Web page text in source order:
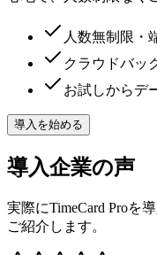
人数無制限・
クラウドバッ
お試しからデ
導入を始める
導入企業の声
実際にTimeCard Proを
ご紹介します。